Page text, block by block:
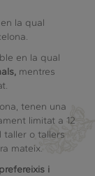
la qual
en la qual
mentres
tenen una
limitat a 12
taller o tallers
mateix.
i